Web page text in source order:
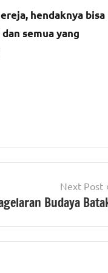
hendaknya bisa
semua yang
Next Post
Budaya